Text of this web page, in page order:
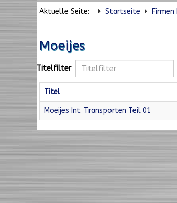
Aktuelle Seite: Startseite Firmen
Moeijes
Titelfilter
Titel
Moeijes Int. Transporten Teil 01